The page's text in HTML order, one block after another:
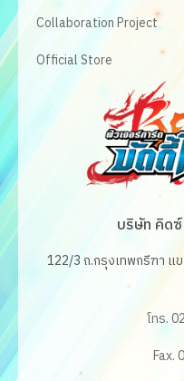
Collaboration Project
Official Store
บริษัท คิด
122/3 ถ.กรุงเทพกรีฑา แ
โทร.
Fax.